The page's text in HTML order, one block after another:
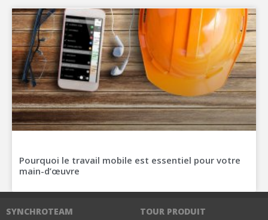
Pourquoi le travail mobile est essentiel pour votre
main-d’œuvre
SYNCHROTEAM TOUR PRODUIT